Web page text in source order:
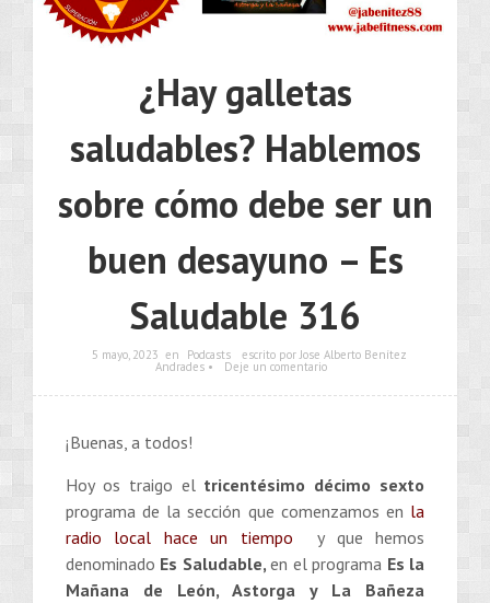
¿Hay galletas
saludables? Hablemos
sobre cómo debe ser un
buen desayuno – Es
Saludable 316
5 mayo, 2023 en Podcasts escrito por Jose Alberto Benítez
Andrades • Deje un comentario
¡Buenas, a todos!
Hoy os traigo el tricentésimo décimo sexto
programa de la sección que comenzamos en la
radio local hace un tiempo
y que hemos
denominado Es Saludable,en el programa Es la
Mañana de León, Astorga y La Bañeza